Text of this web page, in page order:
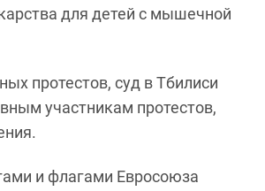
для детей с мышечной
протестов, суд в Тбилиси
участникам протестов,
и флагами Евросоюза